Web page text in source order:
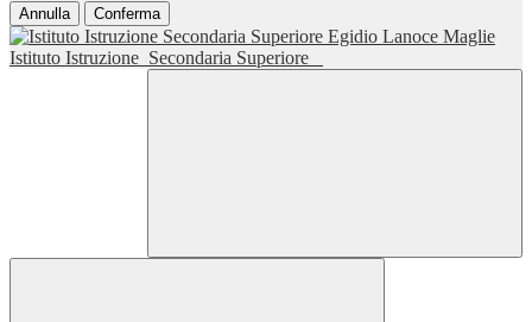
Annulla Conferma
Istituto Istruzione Secondaria Superiore